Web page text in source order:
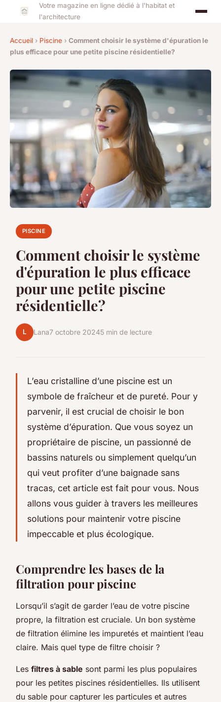
Votre magazine en ligne dédié à l'habitat et
l'architecture
Accueil › Piscine › Comment choisir le système d'épuration le
plus efficace pour une petite piscine résidentielle?
PISCINE
Comment choisir le système
d'épuration le plus efficace
pour une petite piscine
résidentielle?
L Lana7 octobre 20245 min de lecture
L’eau cristalline d’une piscine est un
symbole de fraîcheur et de pureté. Pour y
parvenir, il est crucial de choisir le bon
système d’épuration. Que vous soyez un
propriétaire de piscine, un passionné de
bassins naturels ou simplement quelqu’un
qui veut profiter d’une baignade sans
tracas, cet article est fait pour vous. Nous
allons vous guider à travers les meilleures
solutions pour maintenir votre piscine
impeccable et plus écologique.
Comprendre les bases de la
filtration pour piscine
Lorsqu’il s’agit de garder l’eau de votre piscine
propre, la filtration est cruciale. Un bon système
de filtration élimine les impuretés et maintient l’eau
claire. Mais quel type de filtre choisir ?
Les filtres à sable sont parmi les plus populaires
pour les petites piscines résidentielles. Ils utilisent
du sable pour capturer les particules et autres